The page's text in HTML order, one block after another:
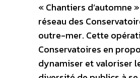
« Chantiers d’automne
réseau des
outre-mer. Cette
Conservatoires en
dynamiser et valoriser